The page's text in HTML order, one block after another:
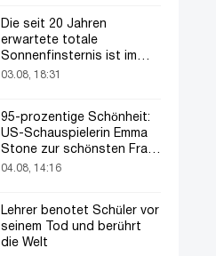
Die seit 20 Jahren
erwartete totale
Sonnenfinsternis ist im
August zu sehen
03.08, 18:31
95-prozentige Schönheit:
US-Schauspielerin Emma
Stone zur schönsten Frau
der Welt gekürt
04.08, 14:16
Lehrer benotet Schüler vor
seinem Tod und berührt
die Welt